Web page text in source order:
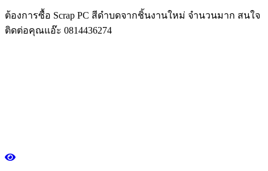
ต้องการซื้อ Scrap PC สีดำบดจากชิ้นงานใหม่ จำนวนมาก สนใจ
ติดต่อคุณแอ๊ะ 0814436274